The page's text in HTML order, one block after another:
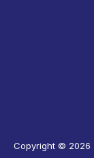
Copyright © 2026